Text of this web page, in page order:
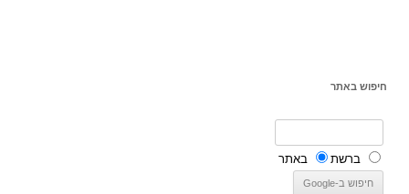
חיפוש באתר
ברשת באתר